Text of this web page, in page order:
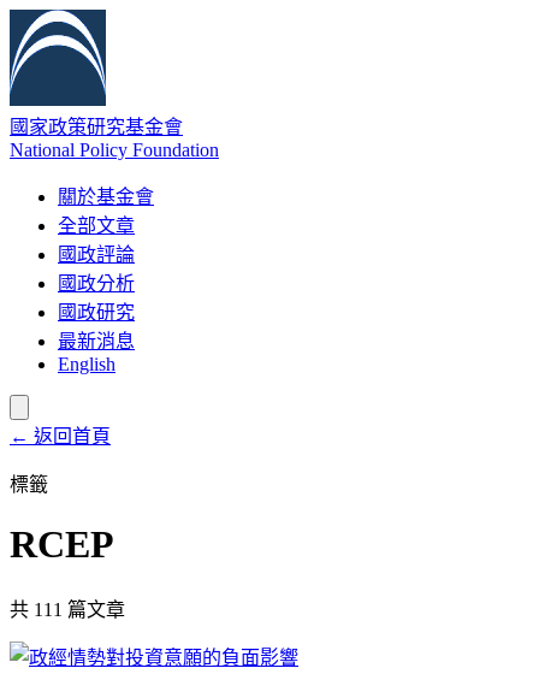
國家政策研究基金會
National Policy Foundation
關於基金會
全部文章
國政評論
國政分析
國政研究
最新消息
English
← 返回首頁
標籤
RCEP
共 111 篇文章